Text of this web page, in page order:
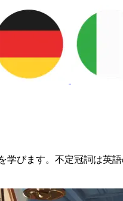
学びます。不定冠詞は